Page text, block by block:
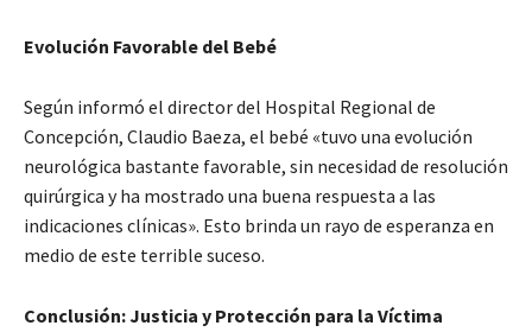
Evolución Favorable del Bebé
Según informó el director del Hospital Regional de
Concepción, Claudio Baeza, el bebé «tuvo una evolución
neurológica bastante favorable, sin necesidad de resolución
quirúrgica y ha mostrado una buena respuesta a las
indicaciones clínicas». Esto brinda un rayo de esperanza en
medio de este terrible suceso.
Conclusión: Justicia y Protección para la Víctima